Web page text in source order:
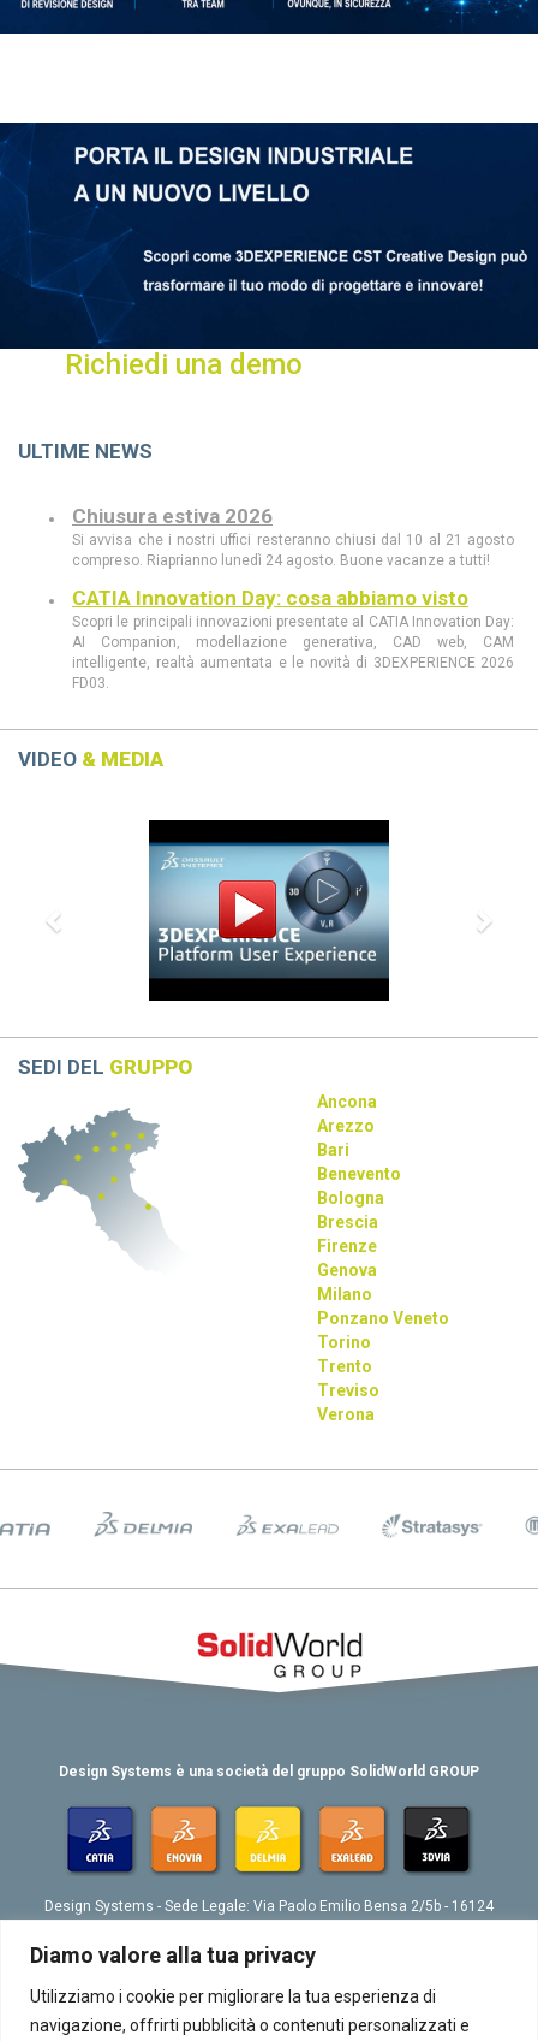
Diamo valore alla tua privacy
Utilizziamo i cookie per migliorare la tua esperienza di
navigazione, offrirti pubblicità o contenuti personalizzati e
Richiedi una demo
ULTIME NEWS
Chiusura estiva 2026
Si avvisa che i nostri uffici resteranno chiusi dal 10 al 21 agosto
compreso. Riaprianno lunedì 24 agosto. Buone vacanze a tutti!
CATIA Innovation Day: cosa abbiamo visto
Scopri le principali innovazioni presentate al CATIA Innovation Day:
AI Companion, modellazione generativa, CAD web, CAM
intelligente, realtà aumentata e le novità di 3DEXPERIENCE 2026
FD03.
Scopri al CATIA Innovation Day 2026 come AI, 3DEXPERIENCE e
MBSE stanno rivoluzionando progettazione e sviluppo prodotto.
differenze che devi conoscere
scopri le differenze tra CATIA R2026 e CATIA R2025
Dassault Systèmes, Apple e NVIDIA: una
partnership strategica
La collaborazione tra Dassault Systèmes, Apple e NVIDIA
rivoluziona la progettazione con AI e tecnologie immersive.
VIDEO & MEDIA
SEDI DEL GRUPPO
Ancona
Arezzo
Bari
Benevento
Bologna
Brescia
Firenze
Genova
Milano
Ponzano Veneto
Torino
Trento
Treviso
Verona
Design Systems è una società del gruppo SolidWorld GROUP
Design Systems - Sede Legale: Via Paolo Emilio Bensa 2/5b - 16124
Tel. 039 010 4074802 - Fax 039 010 4073276 - Email:
info@designsystemsplm.it
P. IVA 01566570998